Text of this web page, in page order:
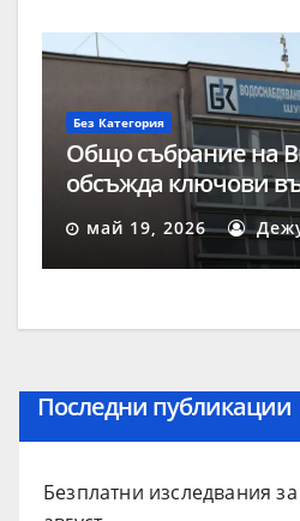
Без Категория
Общо събрание на
обсъжда ключови
май 19, 2026
Последни публикации
Безплатни изследвания